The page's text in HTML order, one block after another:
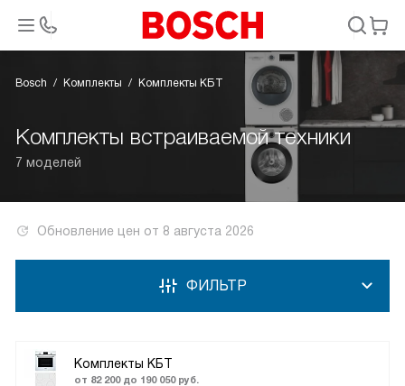
Bosch Комплекты Комплекты КБТ
Комплекты встраиваемой техники
7 моделей
Обновление цен от 8 августа 2026
Комплекты КБТ
от 82 200 до 190 050 руб.
ФИЛЬТР